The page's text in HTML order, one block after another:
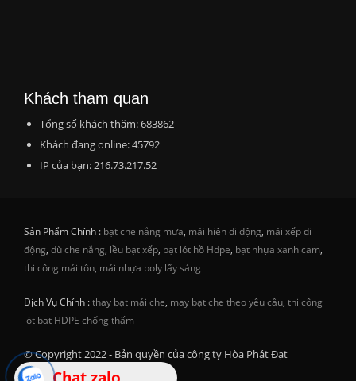
Khách tham quan
Tổng số khách thăm: 683862
Khách đang online: 45792
IP của bạn: 216.73.217.52
Sản Phẩm Chính : bạt che nắng mưa, mái hiên di động, mái xếp di
động, dù che nắng, lều bạt xếp, bạt lót hồ Hdpe, bạt nhựa xanh cam,
thi công mái tôn, mái nhựa poly lấy sáng
Dịch Vụ Chính :thay bạt mái che, may bạt che theo yêu cầu, thi công
lót bạt HDPE chống thấm
© Copyright 2022 - Bản quyền của công ty Hòa Phát Đạt